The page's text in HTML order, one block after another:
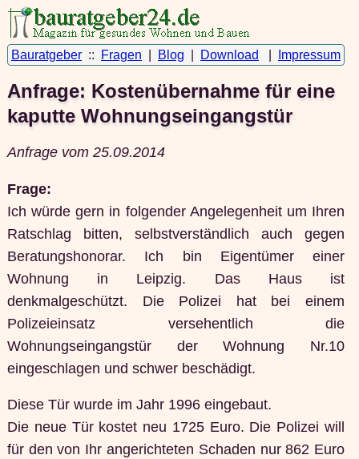
Bauratgeber :: Fragen Blog Download Impressum
Anfrage: Kostenübernahme für eine
kaputte Wohnungseingangstür
Anfrage vom 25.09.2014
Frage:
Ich würde gern in folgender Angelegenheit um Ihren
Ratschlag bitten, selbstverständlich auch gegen
Beratungshonorar. Ich bin Eigentümer einer
Wohnung in Leipzig. Das Haus ist
denkmalgeschützt. Die Polizei hat bei einem
Polizeieinsatz versehentlich die
Wohnungseingangstür der Wohnung Nr.10
eingeschlagen und schwer beschädigt.
Diese Tür wurde im Jahr 1996 eingebaut.
Die neue Tür kostet neu 1725 Euro. Die Polizei will
für den von Ihr angerichteten Schaden nur 862 Euro